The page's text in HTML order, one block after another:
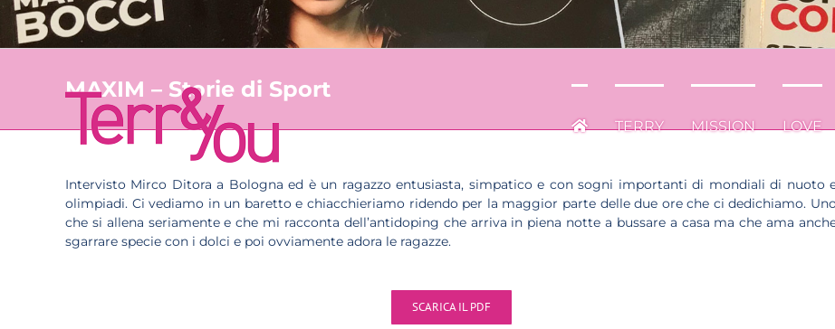
TERRY MISSION LOVE
MAXIM – Storie di Sport
Intervisto Mirco Ditora a Bologna ed è un ragazzo entusiasta, simpatico e con sogni importanti di mondiali di nuoto
olimpiadi. Ci vediamo in un baretto e chiacchieriamo ridendo per la maggior parte delle due ore che ci dedichiamo.
che si allena seriamente e che mi racconta dell’antidoping che arriva in piena notte a bussare a casa ma che ama
sgarrare specie con i dolci e poi ovviamente adora le ragazze.
SCARICA IL PDF